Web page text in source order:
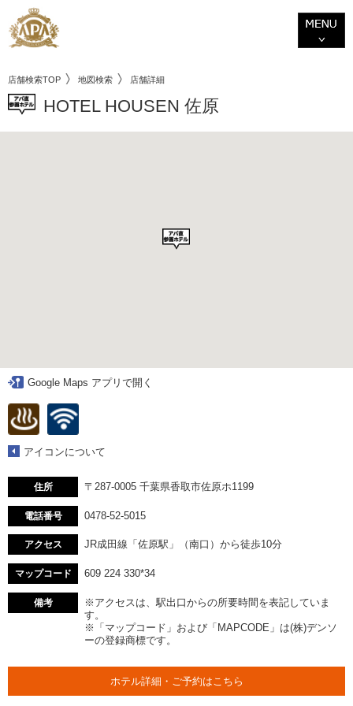
店舗検索TOP 地図検索 店舗詳細
HOTEL HOUSEN 佐原
Google Maps アプリで開く
アイコンについて
住所 〒287-0005 千葉県香取市佐原ホ1199
電話番号 0478-52-5015
アクセス JR成田線「佐原駅」（南口）から徒歩10分
マップコード 609 224 330*34
備考
※アクセスは、駅出口からの所要時間を表記していま
す。
※「マップコード」および「MAPCODE」は(株)デンソ
ーの登録商標です。
ホテル詳細・ご予約はこちら